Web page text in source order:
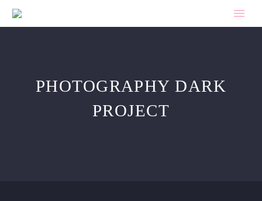
PHOTOGRAPHY DARK
PROJECT